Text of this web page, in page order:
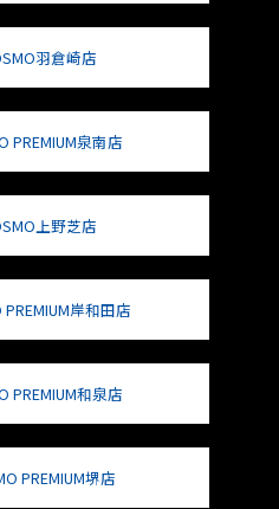
羽倉崎店
PREMIUM泉南店
上野芝店
PREMIUM岸和田店
PREMIUM和泉店
PREMIUM堺店